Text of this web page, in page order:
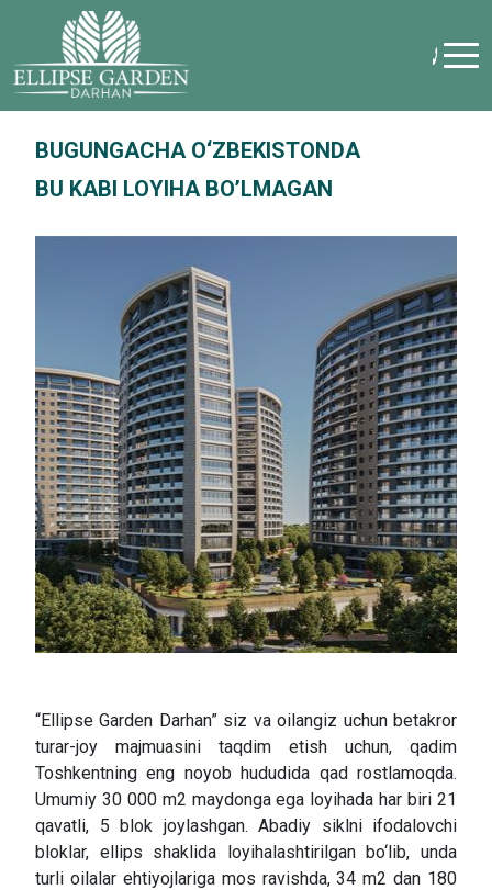
BUGUNGACHA O‘ZBEKISTONDA
BU KABI LOYIHA BO’LMAGAN
“Ellipse Garden Darhan” siz va oilangiz uchun betakror
turar-joy majmuasini taqdim etish uchun, qadim
Toshkentning eng noyob hududida qad rostlamoqda.
Umumiy 30 000 m2 maydonga ega loyihada har biri 21
qavatli, 5 blok joylashgan. Abadiy siklni ifodalovchi
bloklar, ellips shaklida loyihalashtirilgan bo‘lib, unda
turli oilalar ehtiyojlariga mos ravishda, 34 m2 dan 180